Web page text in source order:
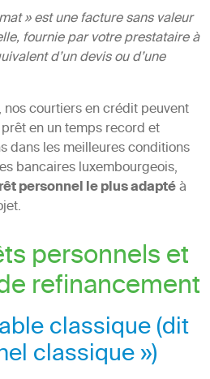
» est une facture sans valeur
fournie par votre prestataire à
d’un devis ou d’une
courtiers en crédit peuvent
en un temps record et
dans les meilleures conditions
bancaires luxembourgeois,
personnel le plus adaptéà
personnels et
refinancement
classique (dit
classique »)